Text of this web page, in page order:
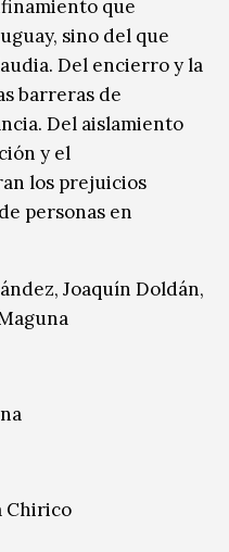
que
sino del que
Del encierro y la
barreras de
Del aislamiento
y el
los prejuicios
personas en
Joaquín Doldán,
Chirico